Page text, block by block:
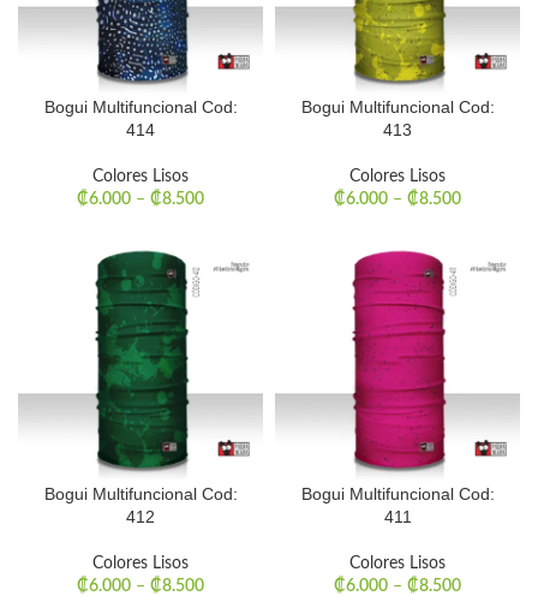
Bogui Multifuncional Cod:
414
Colores Lisos
₡6.000 – ₡8.500
Bogui Multifuncional Cod:
413
Colores Lisos
₡6.000 – ₡8.500
Bogui Multifuncional Cod:
412
Colores Lisos
₡6.000 – ₡8.500
Bogui Multifuncional Cod:
411
Colores Lisos
₡6.000 – ₡8.500